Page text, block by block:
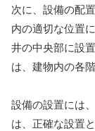
次に、設備の配
内の適切な位置
井の中央部に設
は、建物内の各
設備の設置には
は、正確な設置